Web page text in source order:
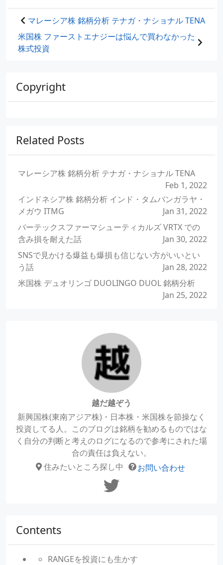
マレーシア株 銘柄分析 テナガ・ナショナル TENA
米国株 ファーストエナジーは悩んで買わなかった
株式投資
Copyright
Related Posts
マレーシア株 銘柄分析 テナガ・ナショナル TENA
Feb 1, 2022
インドネシア株 銘柄分析 インド・タムバンガラヤ・
メガウ ITMG
Jan 31, 2022
バーテックスファーマシューティカルズ VRTX での
含み損を耐えた話
Jan 30, 2022
SNSで見かける爆益も爆損も信じない方がいいとい
う話
Jan 28, 2022
米国株 デュオリンゴ DUOLINGO DUOL 銘柄分析
Jan 25, 2022
越だ越ぞう
新興国株(東南アジア株)・日本株・米国株を節操なく
投資してる人。このブログは銘柄を勧めるものではな
く自分の判断と考えのログになるので参考にされた場
合の責任は負えない。
住みたいところ探し中
お問い合わせ
Contents
RANGEを投資にも生かす